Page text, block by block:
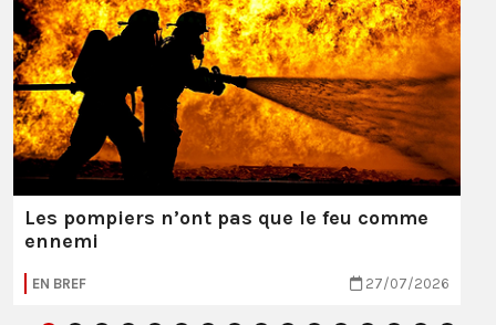
Les pompiers n’ont pas que le feu comme
ennemi
EN BREF 27/07/2026